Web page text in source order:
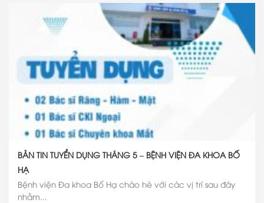
BẢN TIN TUYỂN DỤNG THÁNG 5 – BỆNH VIỆN ĐA KHOA BỐ
HẠ
Bệnh viện Đa khoa Bố Hạ chào hè với các vị trí sau đây
nhằm...